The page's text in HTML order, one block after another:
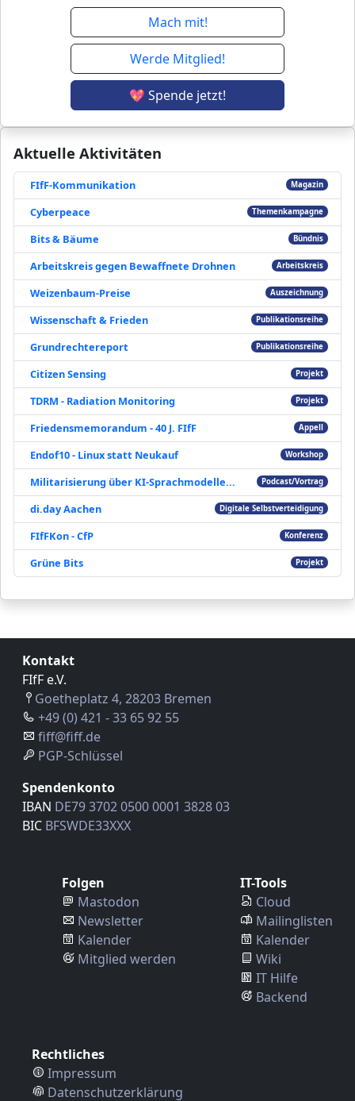
Aktuelle Aktivitäten
FIfF-Kommunikation Magazin
Cyberpeace Themenkampagne
Bits & Bäume Bündnis
Arbeitskreis gegen Bewaffnete Drohnen Arbeitskreis
Weizenbaum-Preise Auszeichnung
Wissenschaft & Frieden Publikationsreihe
Grundrechtereport Publikationsreihe
Citizen Sensing Projekt
TDRM - Radiation Monitoring Projekt
Friedensmemorandum - 40 J. FIfF Appell
Endof10 - Linux statt Neukauf Workshop
Militarisierung über KI-Sprachmodelle... Podcast/Vortrag
di.day Aachen Digitale Selbstverteidigung
FIfFKon - CfP Konferenz
Grüne Bits Projekt
Mach mit!
Werde Mitglied!
💖 Spende jetzt!
Kontakt
FIfF e.V.
Goetheplatz 4, 28203 Bremen
+49 (0) 421 - 33 65 92 55
fiff@fiff.de
PGP-Schlüssel
Spendenkonto
IBAN DE79 3702 0500 0001 3828 03
BIC BFSWDE33XXX
Folgen
Mastodon
Newsletter
Kalender
Mitglied werden
IT-Tools
Cloud
Mailinglisten
Kalender
Wiki
IT Hilfe
Backend
Rechtliches
Impressum
Datenschutzerklärung